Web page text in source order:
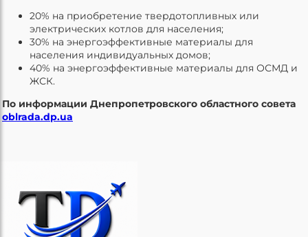
20% на приобретение твердотопливных или
электрических котлов для населения;
30% на энергоэффективные материалы для
населения индивидуальных домов;
40% на энергоэффективные материалы для ОСМД и
ЖСК.
По информации Днепропетровского областного совета
oblrada.dp.ua